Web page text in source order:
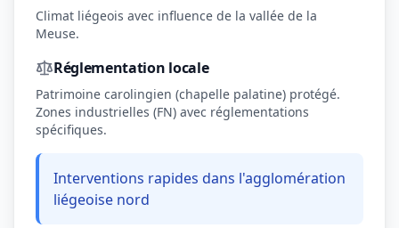
Climat liégeois avec influence de la vallée de la
Meuse.
Réglementation locale
Patrimoine carolingien (chapelle palatine) protégé.
Zones industrielles (FN) avec réglementations
spécifiques.
Interventions rapides dans l'agglomération
liégeoise nord